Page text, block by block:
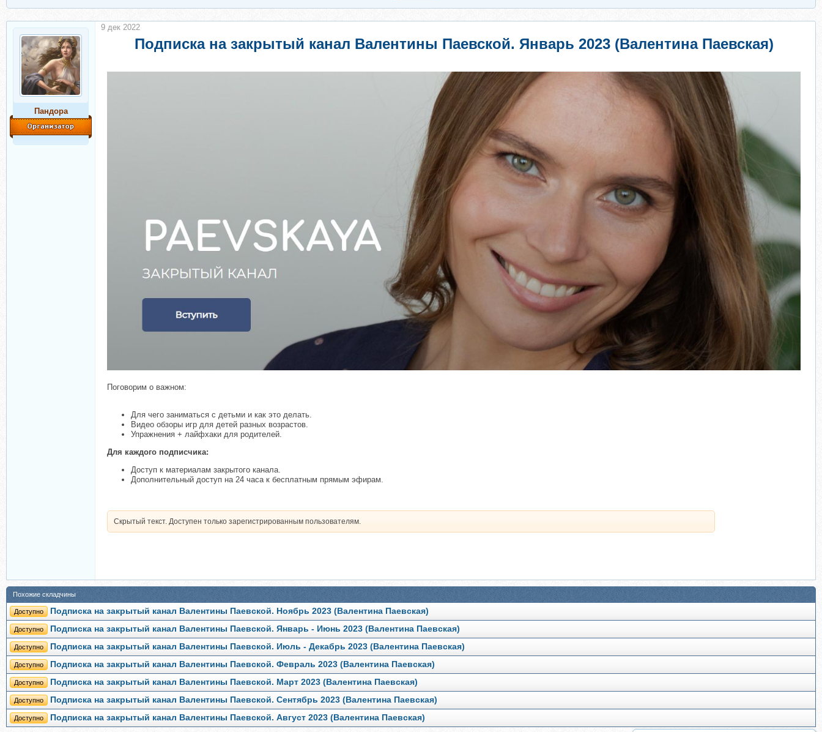
Пандора
Подписка на закрытый канал Валентины Паевской. Январь 2023 (Валентина Паевская)
Поговорим о важном:
Для чего заниматься с детьми и как это делать.
Видео обзоры игр для детей разных возрастов.
Упражнения + лайфхаки для родителей.
Для каждого подписчика:
Доступ к материалам закрытого канала.
Дополнительный доступ на 24 часа к бесплатным прямым эфирам.
Скрытый текст. Доступен только зарегистрированным пользователям.
9 дек 2022
Похожие складчины
Доступно Подписка на закрытый канал Валентины Паевской. Ноябрь 2023 (Валентина Паевская)
Доступно Подписка на закрытый канал Валентины Паевской. Январь - Июнь 2023 (Валентина Паевская)
Доступно Подписка на закрытый канал Валентины Паевской. Июль - Декабрь 2023 (Валентина Паевская)
Доступно Подписка на закрытый канал Валентины Паевской. Февраль 2023 (Валентина Паевская)
Доступно Подписка на закрытый канал Валентины Паевской. Март 2023 (Валентина Паевская)
Доступно Подписка на закрытый канал Валентины Паевской. Сентябрь 2023 (Валентина Паевская)
Доступно Подписка на закрытый канал Валентины Паевской. Август 2023 (Валентина Паевская)